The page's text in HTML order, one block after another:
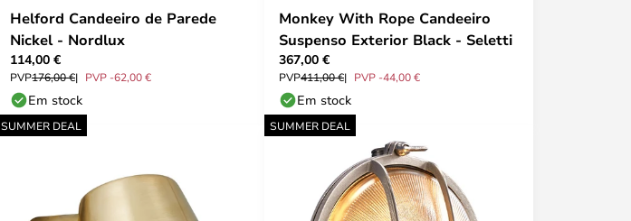
Helford Candeeiro de Parede
Nickel - Nordlux
114,00 €
PVP176,00 € PVP -62,00 €
Em stock
Monkey With Rope Candeeiro
Suspenso Exterior Black - Seletti
367,00 €
PVP411,00 € PVP -44,00 €
Em stock
SUMMER DEAL SUMMER DEAL